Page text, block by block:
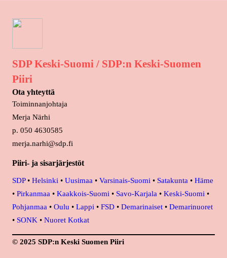
SDP Keski-Suomi / SDP:n Keski-Suomen
Piiri
Ota yhteyttä
Toiminnanjohtaja
Merja Närhi
p. 050 4630585
merja.narhi@sdp.fi
Piiri- ja sisarjärjestöt
SDP• Helsinki • Uusimaa • Varsinais-Suomi • Satakunta • Häme
• Pirkanmaa • Kaakkois-Suomi • Savo-Karjala • Keski-Suomi •
Pohjanmaa • Oulu • Lappi • FSD • Demarinaiset • Demarinuoret
• SONK • Nuoret Kotkat
© 2025 SDP:n Keski Suomen Piiri